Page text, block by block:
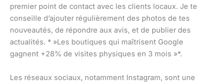
premier point de contact avec les clients locaux. Je te
conseille d’ajouter régulièrement des photos de tes
nouveautés, de répondre aux avis, et de publier des
actualités. * »Les boutiques qui maîtrisent Google
gagnent +28% de visites physiques en 3 mois »*.
Les réseaux sociaux, notamment Instagram, sont une